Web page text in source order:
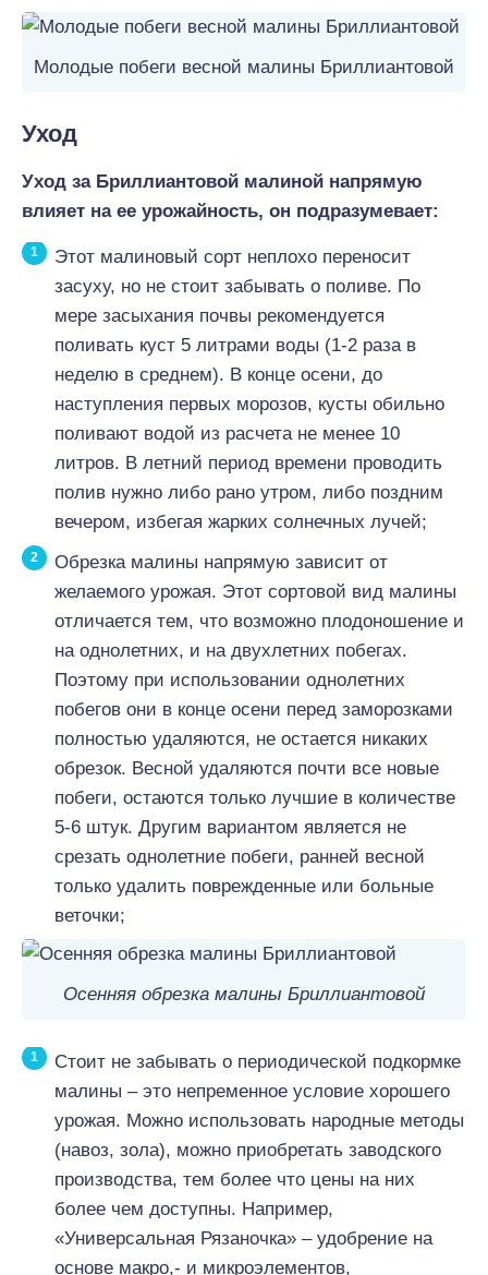
Молодые побеги весной малины Бриллиантовой
Уход
Уход за Бриллиантовой малиной напрямую
влияет на ее урожайность, он подразумевает:
Этот малиновый сорт неплохо переносит
засуху, но не стоит забывать о поливе. По
мере засыхания почвы рекомендуется
поливать куст 5 литрами воды (1-2 раза в
неделю в среднем). В конце осени, до
наступления первых морозов, кусты обильно
поливают водой из расчета не менее 10
литров. В летний период времени проводить
полив нужно либо рано утром, либо поздним
вечером, избегая жарких солнечных лучей;
Обрезка малины напрямую зависит от
желаемого урожая. Этот сортовой вид малины
отличается тем, что возможно плодоношение и
на однолетних, и на двухлетних побегах.
Поэтому при использовании однолетних
побегов они в конце осени перед заморозками
полностью удаляются, не остается никаких
обрезок. Весной удаляются почти все новые
побеги, остаются только лучшие в количестве
5-6 штук. Другим вариантом является не
срезать однолетние побеги, ранней весной
только удалить поврежденные или больные
веточки;
Осенняя обрезка малины Бриллиантовой
Стоит не забывать о периодической подкормке
малины – это непременное условие хорошего
урожая. Можно использовать народные методы
(навоз, зола), можно приобретать заводского
производства, тем более что цены на них
более чем доступны. Например,
«Универсальная Рязаночка» – удобрение на
основе макро,- и микроэлементов,